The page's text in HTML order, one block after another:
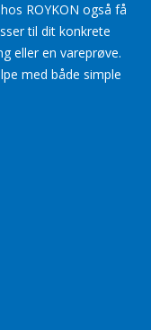
ROYKON også få
til dit konkrete
eller en vareprøve.
med både simple